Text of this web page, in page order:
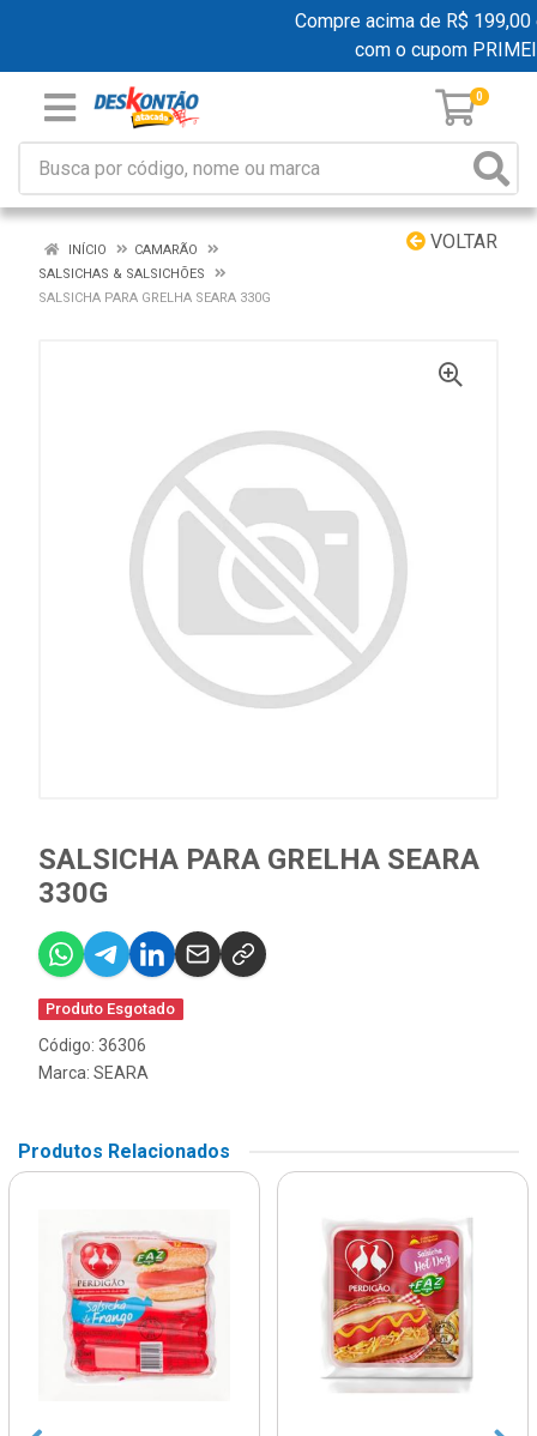
Compre acima de R$ 199,00
com o cupom
0
VOLTAR
INÍCIO
CAMARÃO
SALSICHAS & SALSICHÕES
SALSICHA PARA GRELHA SEARA 330G
SALSICHA PARA GRELHA SEARA
330G
Produto Esgotado
Código: 36306
Marca: SEARA
Produtos Relacionados